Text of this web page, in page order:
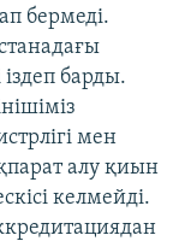
бермеді.
барды.
мен
алу қиын
келмейді.